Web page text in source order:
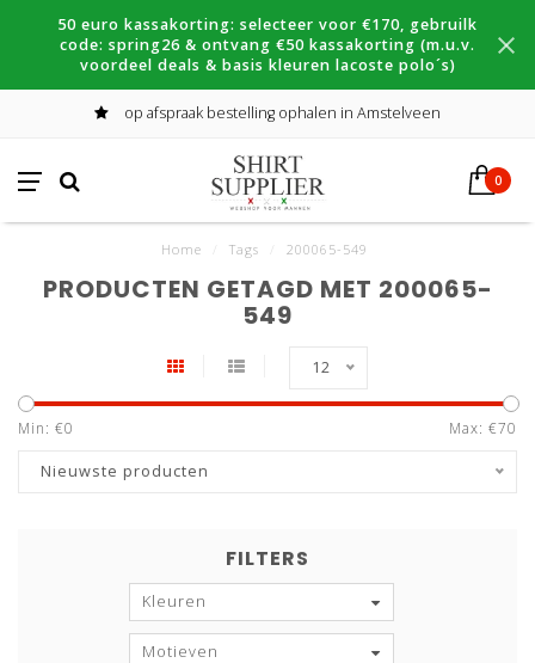
50 euro kassakorting: selecteer voor €170, gebruilk
code: spring26 & ontvang €50 kassakorting (m.u.v.
voordeel deals & basis kleuren lacoste polo´s)
op afspraak bestelling ophalen in Amstelveen
0
Home Tags 200065-549
PRODUCTEN GETAGD MET 200065-
549
12
Min: €0 Max: €70
Nieuwste producten
FILTERS
Kleuren
Motieven